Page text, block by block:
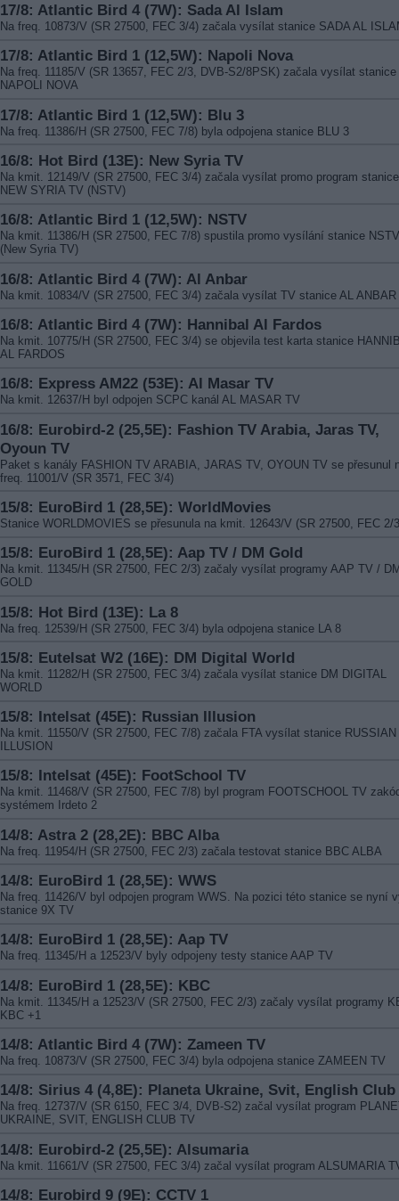
17/8: Atlantic Bird 4 (7W): Sada Al Islam
Na freq. 10873/V (SR 27500, FEC 3/4) začala vysílat stanice SADA AL
17/8: Atlantic Bird 1 (12,5W): Napoli Nova
Na freq. 11185/V (SR 13657, FEC 2/3, DVB-S2/8PSK) začala vysílat stanice
NAPOLI NOVA
17/8: Atlantic Bird 1 (12,5W): Blu 3
Na freq. 11386/H (SR 27500, FEC 7/8) byla odpojena stanice BLU 3
16/8: Hot Bird (13E): New Syria TV
Na kmit. 12149/V (SR 27500, FEC 3/4) začala vysílat promo program stanice
NEW SYRIA TV (NSTV)
16/8: Atlantic Bird 1 (12,5W): NSTV
Na kmit. 11386/H (SR 27500, FEC 7/8) spustila promo vysílání stanice NSTV
(New Syria TV)
16/8: Atlantic Bird 4 (7W): Al Anbar
Na kmit. 10834/V (SR 27500, FEC 3/4) začala vysílat TV stanice AL ANBAR
16/8: Atlantic Bird 4 (7W): Hannibal Al Fardos
Na kmit. 10775/H (SR 27500, FEC 3/4) se objevila test karta stanice
AL FARDOS
16/8: Express AM22 (53E): Al Masar TV
Na kmit. 12637/H byl odpojen SCPC kanál AL MASAR TV
16/8: Eurobird-2 (25,5E): Fashion TV Arabia, Jaras TV,
Oyoun TV
Paket s kanály FASHION TV ARABIA, JARAS TV, OYOUN TV se přesunul
freq. 11001/V (SR 3571, FEC 3/4)
15/8: EuroBird 1 (28,5E): WorldMovies
Stanice WORLDMOVIES se přesunula na kmit. 12643/V (SR 27500, FEC 2/
15/8: EuroBird 1 (28,5E): Aap TV / DM Gold
Na kmit. 11345/H (SR 27500, FEC 2/3) začaly vysílat programy AAP TV /
GOLD
15/8: Hot Bird (13E): La 8
Na freq. 12539/H (SR 27500, FEC 3/4) byla odpojena stanice LA 8
15/8: Eutelsat W2 (16E): DM Digital World
Na kmit. 11282/H (SR 27500, FEC 3/4) začala vysílat stanice DM DIGITAL
WORLD
15/8: Intelsat (45E): Russian Illusion
Na kmit. 11550/V (SR 27500, FEC 7/8) začala FTA vysílat stanice RUSSIAN
ILLUSION
15/8: Intelsat (45E): FootSchool TV
Na kmit. 11468/V (SR 27500, FEC 7/8) byl program FOOTSCHOOL TV
systémem Irdeto 2
14/8: Astra 2 (28,2E): BBC Alba
Na freq. 11954/H (SR 27500, FEC 2/3) začala testovat stanice BBC ALBA
14/8: EuroBird 1 (28,5E): WWS
Na freq. 11426/V byl odpojen program WWS. Na pozici této stanice se nyní
stanice 9X TV
14/8: EuroBird 1 (28,5E): Aap TV
Na freq. 11345/H a 12523/V byly odpojeny testy stanice AAP TV
14/8: EuroBird 1 (28,5E): KBC
Na kmit. 11345/H a 12523/V (SR 27500, FEC 2/3) začaly vysílat programy
KBC +1
14/8: Atlantic Bird 4 (7W): Zameen TV
Na freq. 10873/V (SR 27500, FEC 3/4) byla odpojena stanice ZAMEEN TV
14/8: Sirius 4 (4,8E): Planeta Ukraine, Svit, English Club
Na freq. 12737/V (SR 6150, FEC 3/4, DVB-S2) začal vysílat program
UKRAINE, SVIT, ENGLISH CLUB TV
14/8: Eurobird-2 (25,5E): Alsumaria
Na kmit. 11661/V (SR 27500, FEC 3/4) začal vysílat program ALSUMARIA
14/8: Eurobird 9 (9E): CCTV 1